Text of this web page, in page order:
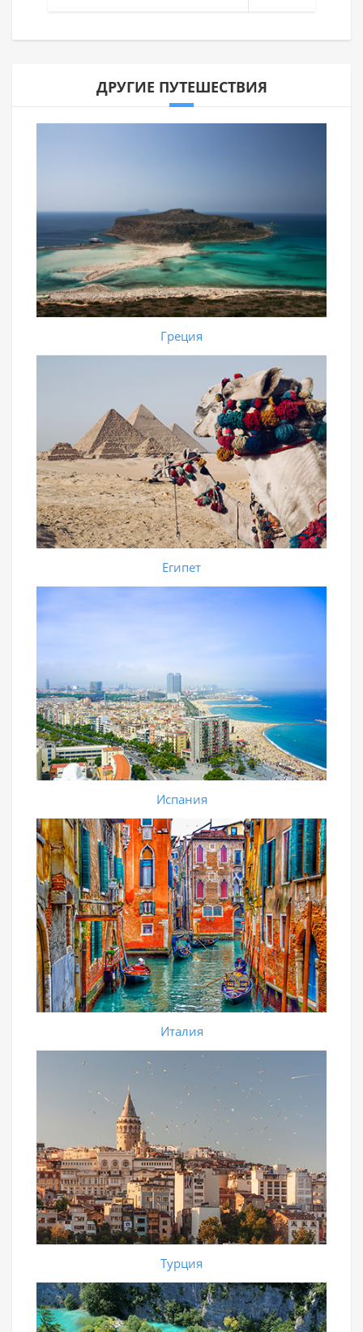
ДРУГИЕ ПУТЕШЕСТВИЯ
Греция
Египет
Испания
Италия
Турция